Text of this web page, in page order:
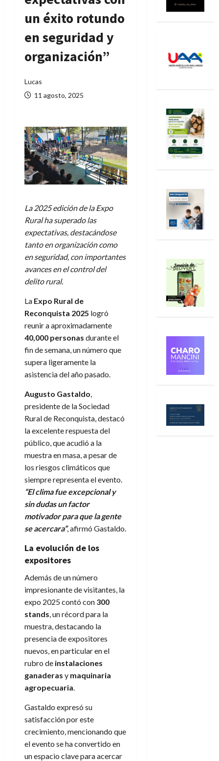
un éxito rotundo
en seguridad y
organización”
Lucas
11 agosto, 2025
La 2025 edición de la Expo
Rural ha superado las
expectativas, destacándose
tanto en organización como
en seguridad, con importantes
avances en el control del
delito rural.
La Expo Rural de
Reconquista 2025 logró
reunir a aproximadamente
40,000 personas durante el
fin de semana, un número que
supera ligeramente la
asistencia del año pasado.
Augusto Gastaldo,
presidente de la Sociedad
Rural de Reconquista, destacó
la excelente respuesta del
público, que acudió a la
muestra en masa, a pesar de
los riesgos climáticos que
siempre representa el evento.
“El clima fue excepcional y
sin dudas un factor
motivador para que la gente
se acercara”, afirmó Gastaldo.
La evolución de los
expositores
Además de un número
impresionante de visitantes, la
expo 2025 contó con 300
stands, un récord para la
muestra, destacando la
presencia de expositores
nuevos, en particular en el
rubro de instalaciones
ganaderas y maquinaria
agropecuaria.
Gastaldo expresó su
satisfacción por este
crecimiento, mencionando que
el evento se ha convertido en
un espacio clave para acercar